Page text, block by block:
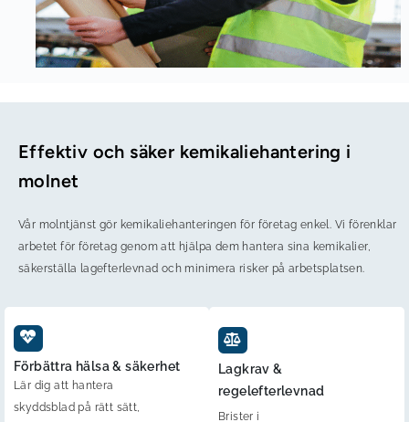
Effektiv och säker kemikaliehantering i
molnet
Vår molntjänst gör kemikaliehanteringen för företag enkel. Vi förenklar
arbetet för företag genom att hjälpa dem hantera sina kemikalier,
säkerställa lagefterlevnad och minimera risker på arbetsplatsen.
Förbättra hälsa & säkerhet
Lär dig att hantera
skyddsblad på rätt sätt,
Lagkrav &
regelefterlevnad
Brister i